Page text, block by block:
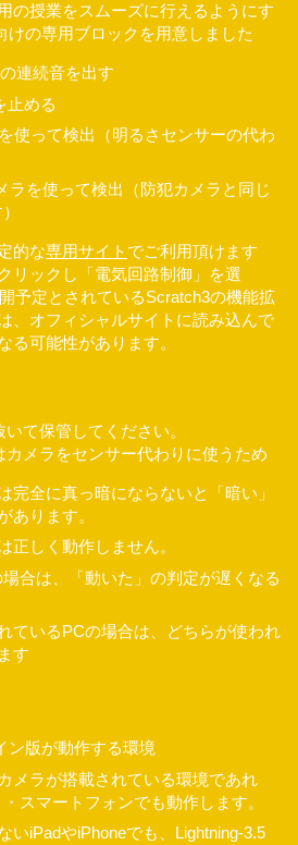
の授業をスムーズに行えるようにす
けの専用ブロックを用意しました
連続音を出す
止める
使って検出（明るさセンサーの代わ
ラを使って検出（防犯カメラと同じ
的な専用サイト でご利用頂けます
リックし「電気回路制御」を選
予定とされているScratch3の機能拡
、オフィシャルサイトに読み込んで
る可能性があります。
て保管してください。
カメラをセンサー代わりに使うため
完全に真っ暗にならないと「暗い」
あります。
正しく動作しません。
合は、「動いた」の判定が遅くなる
ているPCの場合は、どちらが使われ
す
ン版が動作する環境
メラが搭載されている環境であれ
スマートフォンでも動作します。
いiPadやiPhoneでも、Lightning-3.5